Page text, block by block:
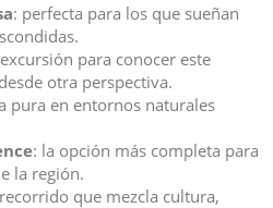
: perfecta para los que sueñan
para conocer este
otra perspectiva.
pura en entornos naturales
: la opción más completa para
la región.
que mezcla cultura,